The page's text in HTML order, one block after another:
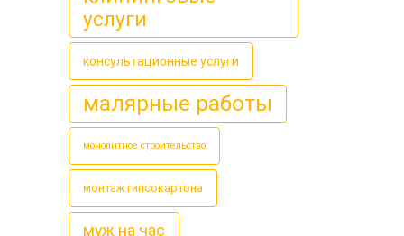
услуги
консультационные услуги
малярные работы
монолитное строительство
монтаж гипсокартона
муж на час